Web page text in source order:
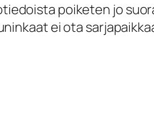
poiketen jo
ei ota